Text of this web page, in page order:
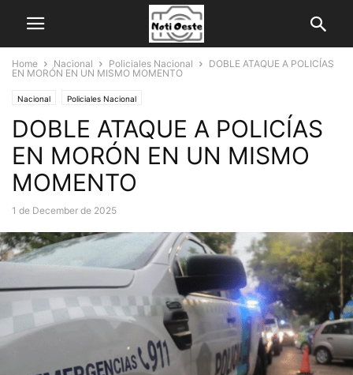
Home Nacional Policiales Nacional
DOBLE ATAQUE A POLICÍAS
EN MORÓN EN UN MISMO MOMENTO
Nacional Policiales Nacional
DOBLE ATAQUE A POLICÍAS
EN MORÓN EN UN MISMO
MOMENTO
1 de December de 2025